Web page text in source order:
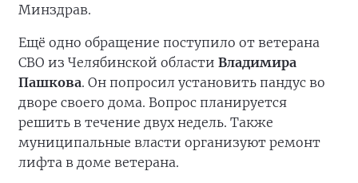
Минздрав.
Ещё одно обращение поступило от ветерана
СВО из Челябинской области Владимира
Пашкова. Он попросил установить пандус во
дворе своего дома. Вопрос планируется
решить в течение двух недель. Также
муниципальные власти организуют ремонт
лифта в доме ветерана.